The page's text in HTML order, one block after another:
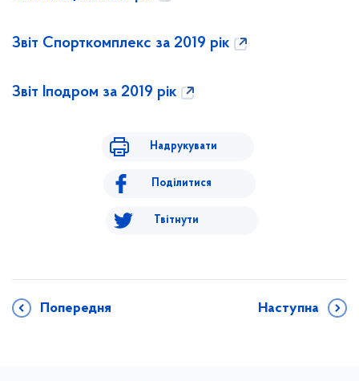
Звіт Спорткомплекс за 2019 рік
Звіт Іподром за 2019 рік
Надрукувати
Поділитися
Твітнути
Попередня Наступна